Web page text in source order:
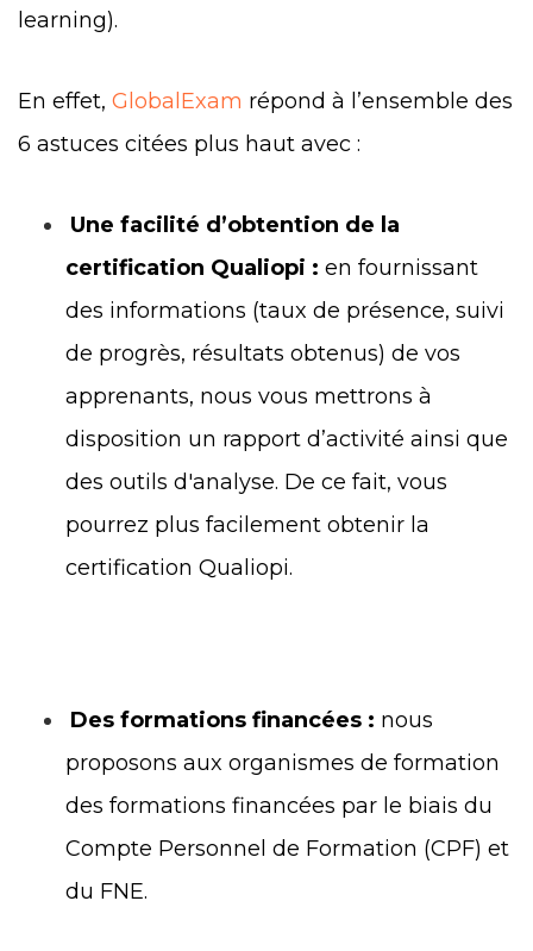
learning).
En effet, GlobalExam répond à l’ensemble des
6 astuces citées plus haut avec :
Une facilité d’obtention de la
certification Qualiopi : en fournissant
des informations (taux de présence, suivi
de progrès, résultats obtenus) de vos
apprenants, nous vous mettrons à
disposition un rapport d’activité ainsi que
des outils d'analyse. De ce fait, vous
pourrez plus facilement obtenir la
certification Qualiopi.
Des formations financées : nous
proposons aux organismes de formation
des formations financées par le biais du
Compte Personnel de Formation (CPF) et
du FNE.